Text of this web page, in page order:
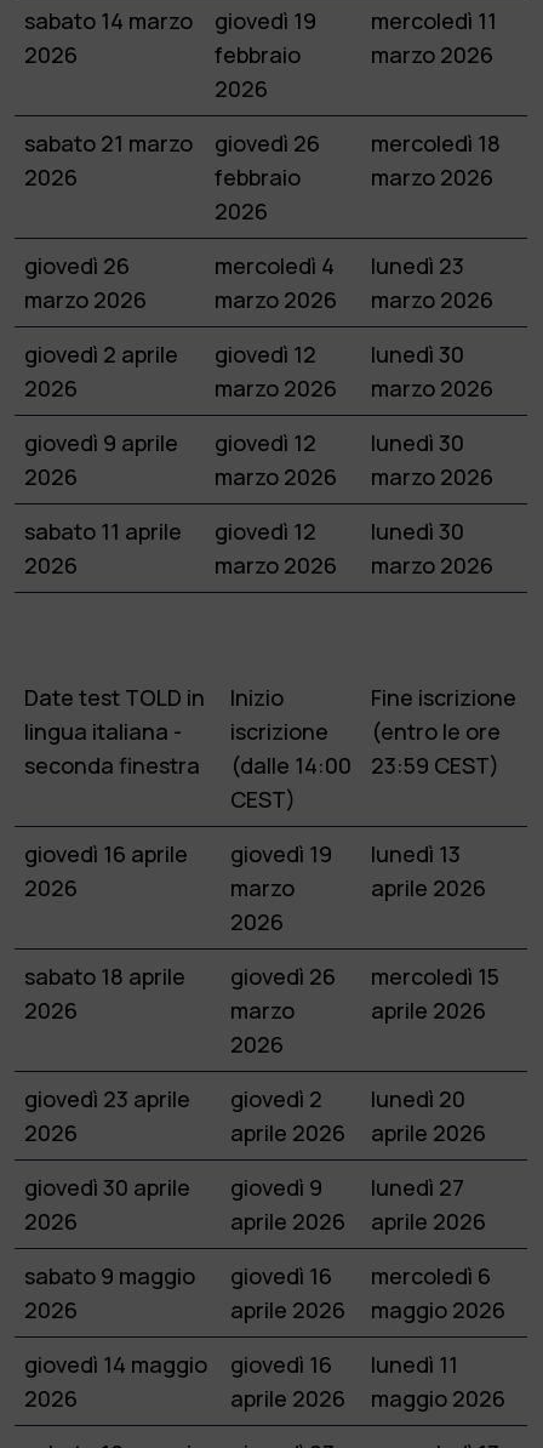
sabato 14 marzo
2026
giovedì 19
febbraio
2026
mercoledì 11
marzo 2026
sabato 21 marzo
2026
giovedì 26
febbraio
2026
mercoledì 18
marzo 2026
giovedì 26
marzo 2026
mercoledì 4
marzo 2026
lunedì 23
marzo 2026
giovedì 2 aprile
2026
giovedì 12
marzo 2026
lunedì 30
marzo 2026
giovedì 9 aprile
2026
giovedì 12
marzo 2026
lunedì 30
marzo 2026
sabato 11 aprile
2026
giovedì 12
marzo 2026
lunedì 30
marzo 2026
Date test TOLD in
lingua italiana -
seconda finestra
Inizio
iscrizione
(dalle 14:00
CEST)
Fine iscrizione
(entro le ore
23:59 CEST)
giovedì 16 aprile
2026
giovedì 19
marzo
2026
lunedì 13
aprile 2026
sabato 18 aprile
2026
giovedì 26
marzo
2026
mercoledì 15
aprile 2026
giovedì 23 aprile
2026
giovedì 2
aprile 2026
lunedì 20
aprile 2026
giovedì 30 aprile
2026
giovedì 9
aprile 2026
lunedì 27
aprile 2026
sabato 9 maggio
2026
giovedì 16
aprile 2026
mercoledì 6
maggio 2026
giovedì 14 maggio
2026
giovedì 16
aprile 2026
lunedì 11
maggio 2026